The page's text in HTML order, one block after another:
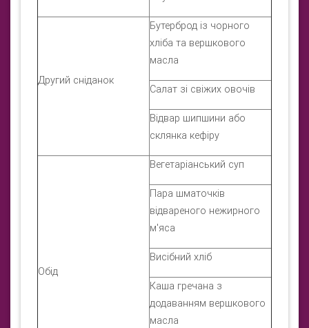
Другий сніданок
Бутерброд із чорного
хліба та вершкового
масла
Салат зі свіжих овочів
Відвар шипшини або
склянка кефіру
Обід
Вегетаріанський суп
Пара шматочків
відвареного нежирного
м'яса
Висібний хліб
Каша гречана з
додаванням вершкового
масла